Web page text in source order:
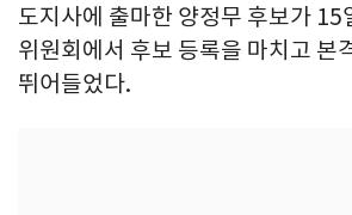
도지사에 출마한 양정무 후보가 15
위원회에서 후보 등록을 마치고 본
뛰어들었다.